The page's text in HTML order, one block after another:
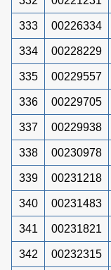
333 00226334
334 00228229
335 00229557
336 00229705
337 00229938
338 00230978
339 00231218
340 00231483
341 00231821
342 00232315